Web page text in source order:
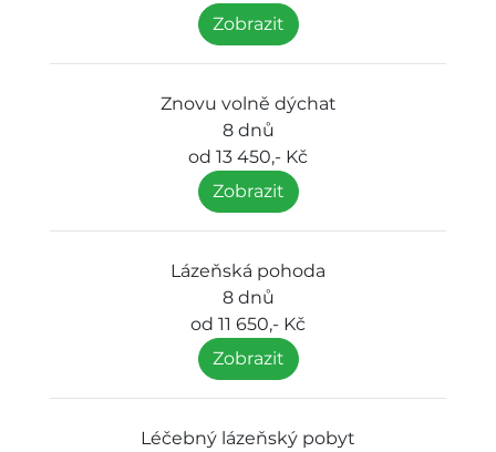
Zobrazit
Znovu volně dýchat
8 dnů
od 13 450,- Kč
Zobrazit
Lázeňská pohoda
8 dnů
od 11 650,- Kč
Zobrazit
Léčebný lázeňský pobyt